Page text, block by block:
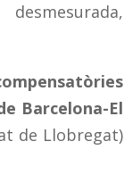
Barcelona-El
de Llobregat)